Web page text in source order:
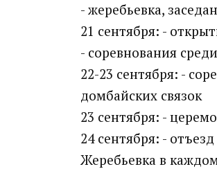
- жеребьевка,
21 сентября: -
- соревнования
22-23 сентября: -
домбайских связок
23 сентября: -
24 сентября: -
Жеребьевка в